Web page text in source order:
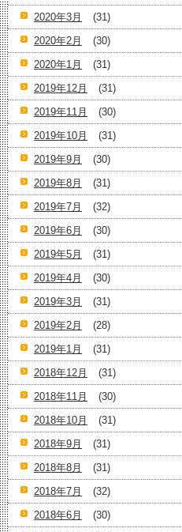
2020年3月
(31)
2020年2月
(30)
2020年1月
(31)
2019年12月
(31)
2019年11月
(30)
2019年10月
(31)
2019年9月
(30)
2019年8月
(31)
2019年7月
(32)
2019年6月
(30)
2019年5月
(31)
2019年4月
(30)
2019年3月
(31)
2019年2月
(28)
2019年1月
(31)
2018年12月
(31)
2018年11月
(30)
2018年10月
(31)
2018年9月
(31)
2018年8月
(31)
2018年7月
(32)
2018年6月
(30)